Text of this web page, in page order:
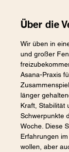
Über die
Wir üben in
und großer
Asana-Praxis
länger
Kraft, Stabilität
Schwerpunkte
Woche. Diese
Erfahrungen
wollen, aber